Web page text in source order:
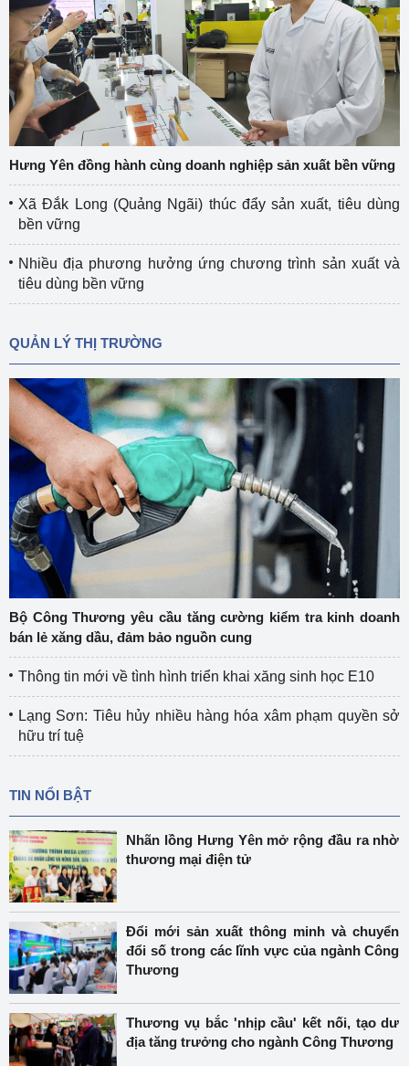
Hưng Yên đồng hành cùng doanh nghiệp sản xuất bền vững
Xã Đắk Long (Quảng Ngãi) thúc đẩy sản xuất, tiêu dùng
bền vững
Nhiều địa phương hưởng ứng chương trình sản xuất và
tiêu dùng bền vững
QUẢN LÝ THỊ TRƯỜNG
Bộ Công Thương yêu cầu tăng cường kiểm tra kinh doanh
bán lẻ xăng dầu, đảm bảo nguồn cung
Thông tin mới về tình hình triển khai xăng sinh học E10
Lạng Sơn: Tiêu hủy nhiều hàng hóa xâm phạm quyền sở
hữu trí tuệ
TIN NỔI BẬT
Nhãn lồng Hưng Yên mở rộng đầu ra nhờ
thương mại điện tử
Đổi mới sản xuất thông minh và chuyển
đổi số trong các lĩnh vực của ngành Công
Thương
Thương vụ bắc 'nhịp cầu' kết nối, tạo dư
địa tăng trưởng cho ngành Công Thương